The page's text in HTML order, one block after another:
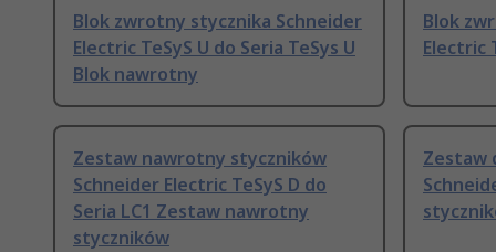
Blok zwrotny stycznika Schneider
Electric TeSyS U do Seria TeSys U
Blok nawrotny
Blok
Electric
Zestaw nawrotny styczników
Schneider Electric TeSyS D do
Seria LC1 Zestaw nawrotny
styczników
Zestaw